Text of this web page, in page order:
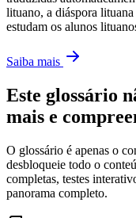
lituano, a diáspora
estudam os alunos
Saiba mais
Este glossário
mais e
O glossário é apenas o
desbloqueie todo o
completas, testes
panorama completo.